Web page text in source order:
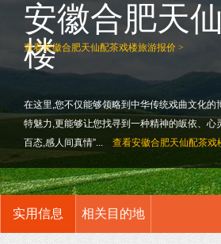
查看安徽合肥天仙配茶戏楼旅游报价 >
安徽合肥天
楼
在这里,您不仅能够领略到中华传统戏曲文化的
特魅力,更能够让您找寻到一种精神的皈依、心
百态,感人间真情”...
查看安徽合肥天仙配茶戏
实用信息 相关目的地